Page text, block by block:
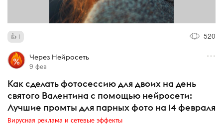
1 520
Через Нейросеть
9 фев
Как сделать фотосессию для двоих на день
святого Валентина с помощью нейросети:
Лучшие промты для парных фото на 14 февраля
Вирусная реклама и сетевые эффекты